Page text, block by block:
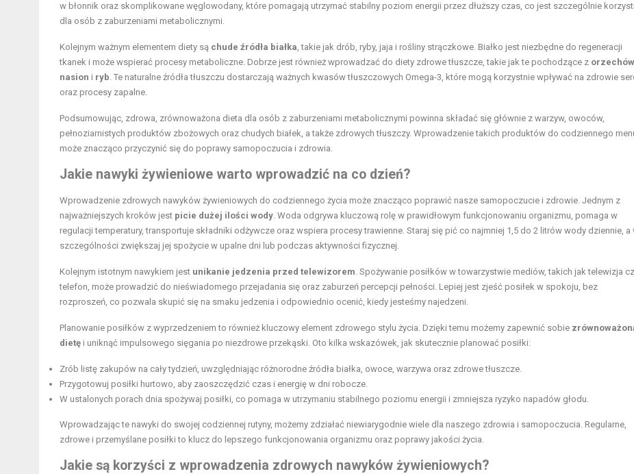
w błonnik oraz skomplikowane węglowodany, które pomagają utrzymać stabilny poziom energii przez dłuższy czas, co jest szczególnie
dla osób z zaburzeniami metabolicznymi.
Kolejnym ważnym elementem diety są chude źródła białka, takie jak drób, ryby, jaja i rośliny strączkowe. Białko jest niezbędne do regeneracji
tkanek i może wspierać procesy metaboliczne. Dobrze jest również wprowadzać do diety zdrowe tłuszcze, takie jak te pochodzące z orzechów
nasion i ryb. Te naturalne źródła tłuszczu dostarczają ważnych kwasów tłuszczowych Omega-3, które mogą korzystnie wpływać na zdrowie
oraz procesy zapalne.
Podsumowując, zdrowa, zrównoważona dieta dla osób z zaburzeniami metabolicznymi powinna składać się głównie z warzyw, owoców,
pełnoziarnistych produktów zbożowych oraz chudych białek, a także zdrowych tłuszczy. Wprowadzenie takich produktów do codziennego
może znacząco przyczynić się do poprawy samopoczucia i zdrowia.
Jakie nawyki żywieniowe warto wprowadzić na co dzień?
Wprowadzenie zdrowych nawyków żywieniowych do codziennego życia może znacząco poprawić nasze samopoczucie i zdrowie. Jednym z
najważniejszych kroków jest picie dużej ilości wody. Woda odgrywa kluczową rolę w prawidłowym funkcjonowaniu organizmu, pomaga w
regulacji temperatury, transportuje składniki odżywcze oraz wspiera procesy trawienne. Staraj się pić co najmniej 1,5 do 2 litrów wody dziennie, a
szczególności zwiększaj jej spożycie w upalne dni lub podczas aktywności fizycznej.
Kolejnym istotnym nawykiem jest unikanie jedzenia przed telewizorem. Spożywanie posiłków w towarzystwie mediów, takich jak telewizja
telefon, może prowadzić do nieświadomego przejadania się oraz zaburzeń percepcji pełności. Lepiej jest zjeść posiłek w spokoju, bez
rozproszeń, co pozwala skupić się na smaku jedzenia i odpowiednio ocenić, kiedy jesteśmy najedzeni.
Planowanie posiłków z wyprzedzeniem to również kluczowy element zdrowego stylu życia. Dzięki temu możemy zapewnić sobie
dietę i uniknąć impulsowego sięgania po niezdrowe przekąski. Oto kilka wskazówek, jak skutecznie planować posiłki:
Zrób listę zakupów na cały tydzień, uwzględniając różnorodne źródła białka, owoce, warzywa oraz zdrowe tłuszcze.
Przygotowuj posiłki hurtowo, aby zaoszczędzić czas i energię w dni robocze.
W ustalonych porach dnia spożywaj posiłki, co pomaga w utrzymaniu stabilnego poziomu energii i zmniejsza ryzyko napadów głodu.
Wprowadzając te nawyki do swojej codziennej rutyny, możemy zdziałać niewiarygodnie wiele dla naszego zdrowia i samopoczucia. Regularne,
zdrowe i przemyślane posiłki to klucz do lepszego funkcjonowania organizmu oraz poprawy jakości życia.
Jakie są korzyści z wprowadzenia zdrowych nawyków żywieniowych?